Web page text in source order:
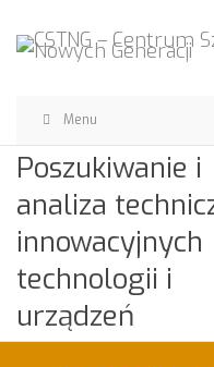
Menu
Poszukiwanie i
analiza
innowacyjnych
technologii i
urządzeń